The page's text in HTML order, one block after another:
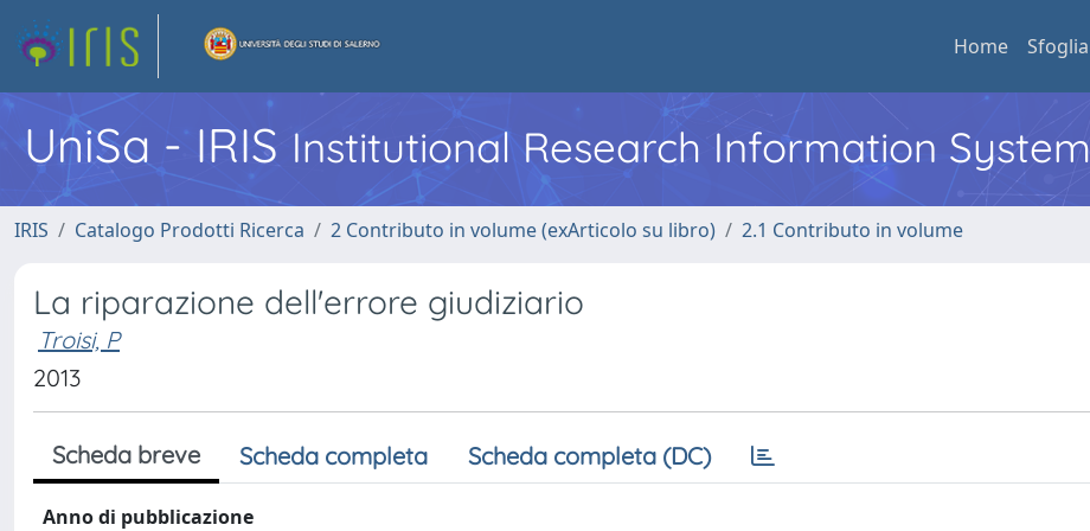
Home Sfoglia
UniSa - IRIS Institutional Research Information System
IRIS Catalogo Prodotti Ricerca 2 Contributo in volume (exArticolo su libro) 2.1 Contributo in volume
La riparazione dell'errore giudiziario
Troisi, P
2013
Scheda breve Scheda completa Scheda completa (DC)
Anno di pubblicazione